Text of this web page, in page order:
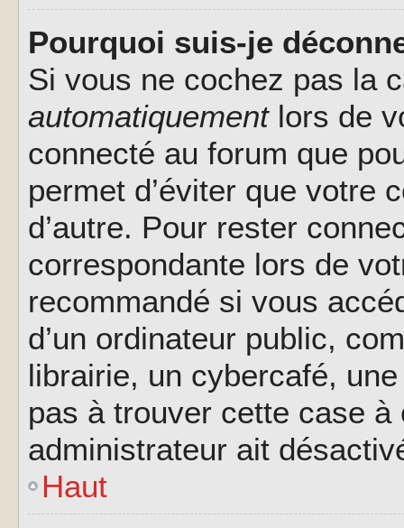
Pourquoi suis-je
Si vous ne cochez pas la
automatiquementlors de
connecté au forum que
permet d’éviter que votre
d’autre. Pour rester
correspondante lors de
recommandé si vous
d’un ordinateur public,
librairie, un cybercafé,
pas à trouver cette case à
administrateur ait
Haut